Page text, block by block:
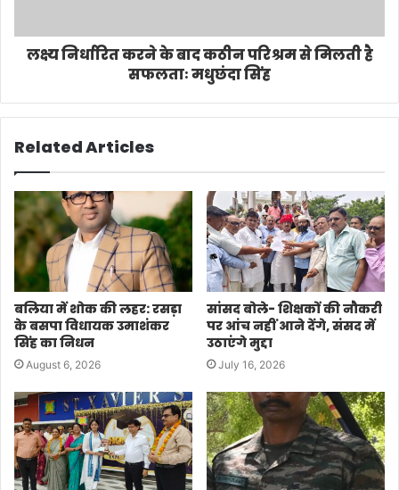
लक्ष्य निर्धारित करने के बाद कठीन परिश्रम से मिलती है
सफलताः मधुछंदा सिंह
Related Articles
बलिया में शोक की लहर: रसड़ा
के बसपा विधायक उमाशंकर
सिंह का निधन
August 6, 2026
सांसद बोले- शिक्षकों की नौकरी
पर आंच नहीं आने देंगे, संसद में
उठाएंगे मुद्दा
July 16, 2026